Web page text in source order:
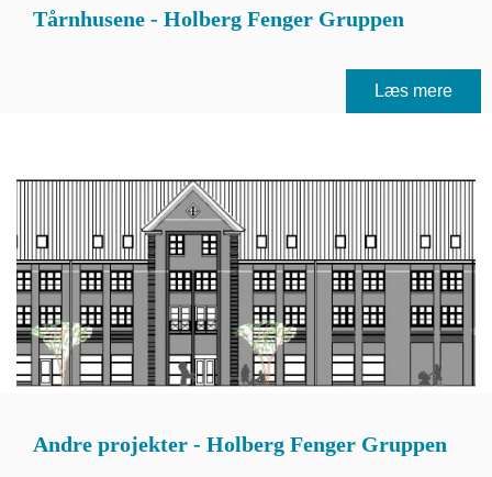
Tårnhusene - Holberg Fenger Gruppen
Læs mere
Andre projekter - Holberg Fenger Gruppen